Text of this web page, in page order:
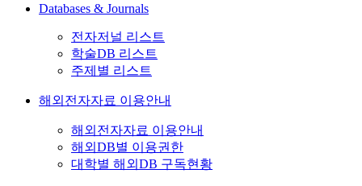
Databases & Journals
전자저널 리스트
학술DB 리스트
주제별 리스트
해외전자자료 이용안내
해외전자자료 이용안내
해외DB별 이용권한
대학별 해외DB 구독현황